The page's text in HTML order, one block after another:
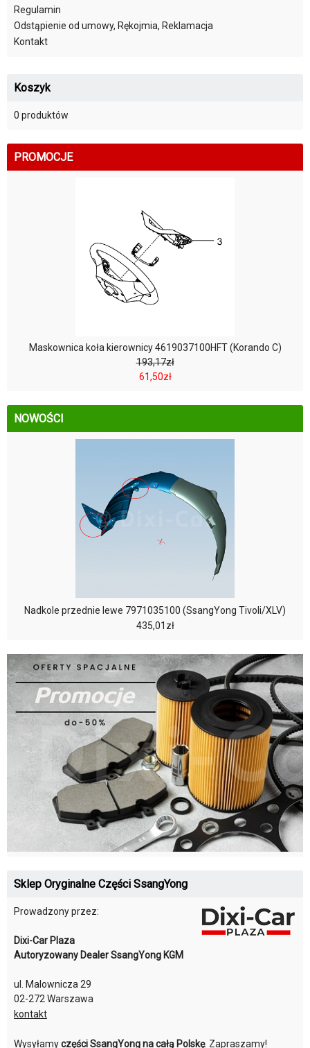
Regulamin
Odstąpienie od umowy, Rękojmia, Reklamacja
Kontakt
Koszyk
0 produktów
PROMOCJE
Maskownica koła kierownicy 4619037100HFT (Korando C)
193,17zł
61,50zł
NOWOŚCI
Nadkole przednie lewe 7971035100 (SsangYong Tivoli/XLV)
435,01zł
Sklep Oryginalne Części SsangYong
Prowadzony przez:
Dixi-Car Plaza
Autoryzowany Dealer SsangYong KGM
ul. Malownicza 29
02-272 Warszawa
kontakt
Wysyłamyczęści SsangYong na całą Polskę. Zapraszamy!